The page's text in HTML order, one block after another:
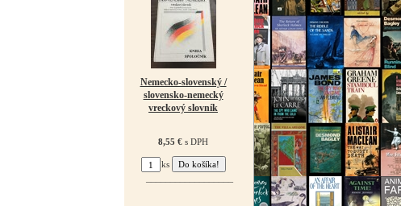
Nemecko-slovenský /
slovensko-nemecký
vreckový slovník
8,55 € s DPH
ks